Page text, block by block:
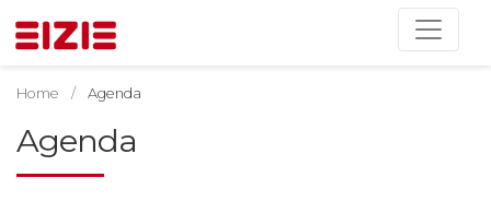
Home Agenda
Agenda